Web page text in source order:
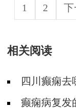
1 2 下
相关阅读
四川癫痫去
发作吗?
癫痫病复发